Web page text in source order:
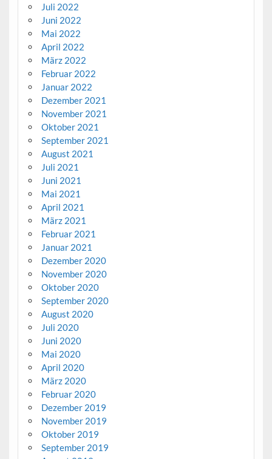
Juli 2022
Juni 2022
Mai 2022
April 2022
März 2022
Februar 2022
Januar 2022
Dezember 2021
November 2021
Oktober 2021
September 2021
August 2021
Juli 2021
Juni 2021
Mai 2021
April 2021
März 2021
Februar 2021
Januar 2021
Dezember 2020
November 2020
Oktober 2020
September 2020
August 2020
Juli 2020
Juni 2020
Mai 2020
April 2020
März 2020
Februar 2020
Dezember 2019
November 2019
Oktober 2019
September 2019